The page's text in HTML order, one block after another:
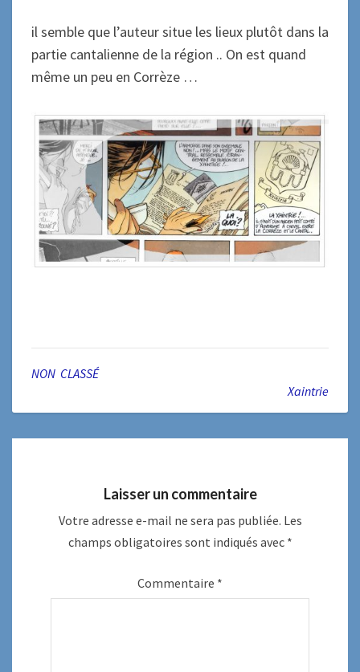
il semble que l’auteur situe les lieux plutôt dans la
partie cantalienne de la région .. On est quand
même un peu en Corrèze …
NON CLASSÉ
Xaintrie
Laisser un commentaire
Votre adresse e-mail ne sera pas publiée. Les
champs obligatoires sont indiqués avec *
Commentaire *